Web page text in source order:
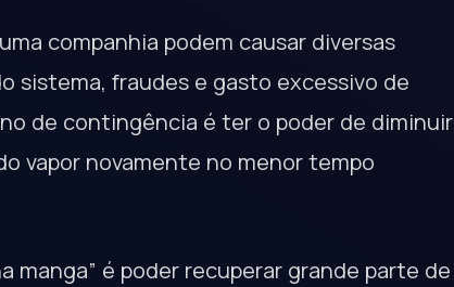
companhia podem causar diversas
sistema, fraudes e gasto excessivo de
de contingência é ter o poder de diminuir
vapor novamente no menor tempo
é poder recuperar grande parte de